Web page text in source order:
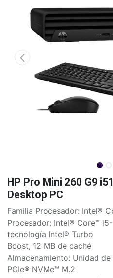
HP Pro Mini 260 G9
Desktop PC
Familia Procesador: Intel®
Procesador: Intel® Core™
tecnología Intel® Turbo
Boost, 12 MB de caché
Almacenamiento: Unidad
PCIe® NVMe™ M.2